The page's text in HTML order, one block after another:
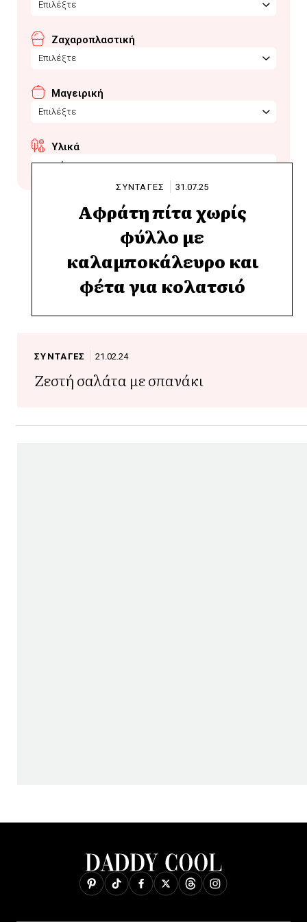
Επιλέξτε
Ζαχαροπλαστική
Επιλέξτε
Μαγειρική
Επιλέξτε
Υλικά
μανούρι
ΣΥΝΤΑΓΕΣ 31.07.25
Αφράτη πίτα χωρίς
φύλλο με
καλαμποκάλευρο και
φέτα για κολατσιό
ΣΥΝΤΑΓΕΣ 21.02.24
Ζεστή σαλάτα με σπανάκι